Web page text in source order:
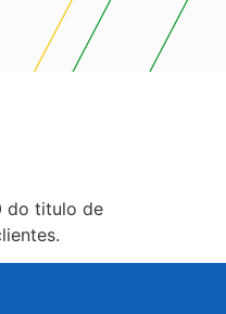
do titulo de